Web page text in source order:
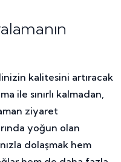
kalitesini artıracak
ile sınırlı kalmadan,
ziyaret
yoğun olan
dolaşmak hem